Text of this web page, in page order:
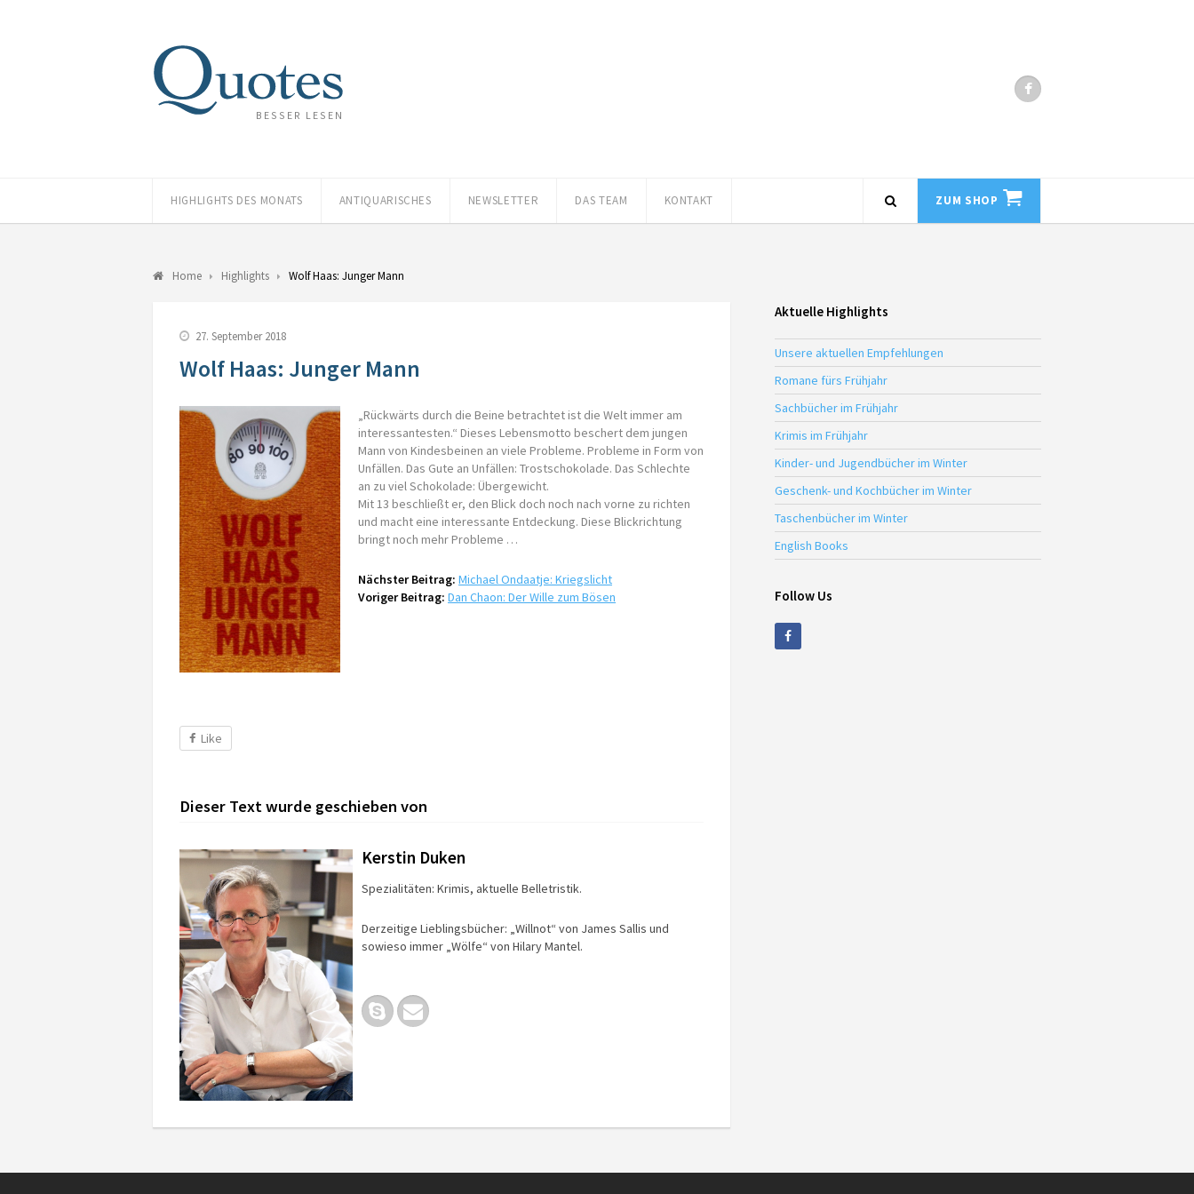
BESSER LESEN
HIGHLIGHTS DES MONATS ANTIQUARISCHES NEWSLETTER DAS TEAM KONTAKT ZUM SHOP
Home Highlights Wolf Haas: Junger Mann
27. September 2018
Wolf Haas: Junger Mann
„Rückwärts durch die Beine betrachtet ist die Welt immer am
interessantesten.“ Dieses Lebensmotto beschert dem jungen
Mann von Kindesbeinen an viele Probleme. Probleme in Form von
Unfällen. Das Gute an Unfällen: Trostschokolade. Das Schlechte
an zu viel Schokolade: Übergewicht.
Mit 13 beschließt er, den Blick doch noch nach vorne zu richten
und macht eine interessante Entdeckung. Diese Blickrichtung
bringt noch mehr Probleme …
Nächster Beitrag: Michael Ondaatje: Kriegslicht
Voriger Beitrag: Dan Chaon: Der Wille zum Bösen
Like
Dieser Text wurde geschieben von
Kerstin Duken
Spezialitäten: Krimis, aktuelle Belletristik.
Derzeitige Lieblingsbücher: „Willnot“ von James Sallis und
sowieso immer „Wölfe“ von Hilary Mantel.
Aktuelle Highlights
Unsere aktuellen Empfehlungen
Romane fürs Frühjahr
Sachbücher im Frühjahr
Krimis im Frühjahr
Kinder- und Jugendbücher im Winter
Geschenk- und Kochbücher im Winter
Taschenbücher im Winter
English Books
Follow Us